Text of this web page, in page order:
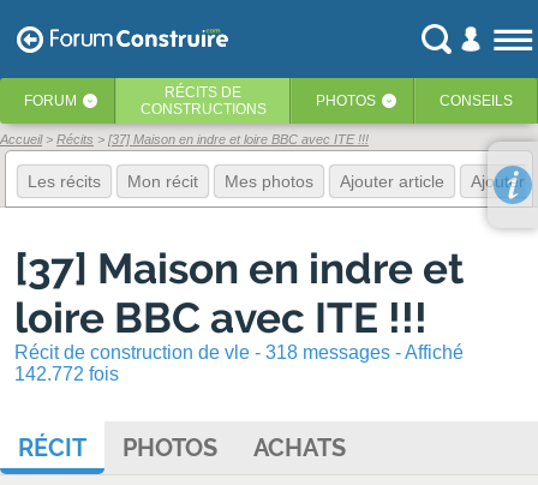
FORUM ‹ RÉCITS DE
CONSTRUCTIONS
PHOTOS ‹ CONSEILS
Accueil Récits [37] Maison en indre et loire BBC avec ITE !!!
Les récits Mon récit Mes photos Ajouter article Ajouter
[37] Maison en indre et
loire BBC avec ITE !!!
Récit de construction de vle - 318 messages - Affiché
142.772 fois
RÉCIT PHOTOS ACHATS